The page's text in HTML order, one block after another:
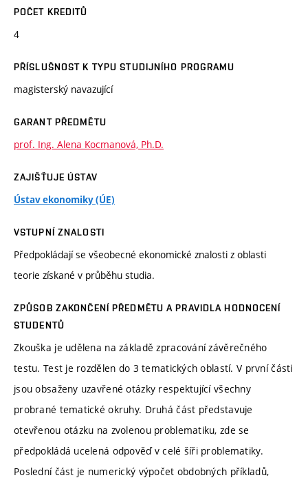
POČET KREDITŮ
4
PŘÍSLUŠNOST K TYPU STUDIJNÍHO PROGRAMU
magisterský navazující
GARANT PŘEDMĚTU
prof. Ing. Alena Kocmanová, Ph.D.
ZAJIŠŤUJE ÚSTAV
Ústav ekonomiky (ÚE)
VSTUPNÍ ZNALOSTI
Předpokládají se všeobecné ekonomické znalosti z oblasti
teorie získané v průběhu studia.
ZPŮSOB ZAKONČENÍ PŘEDMĚTU A PRAVIDLA HODNOCENÍ
STUDENTŮ
Zkouška je udělena na základě zpracování závěrečného
testu. Test je rozdělen do 3 tematických oblastí. V první části
jsou obsaženy uzavřené otázky respektující všechny
probrané tematické okruhy. Druhá část představuje
otevřenou otázku na zvolenou problematiku, zde se
předpokládá ucelená odpověď v celé šíři problematiky.
Poslední část je numerický výpočet obdobných příkladů,